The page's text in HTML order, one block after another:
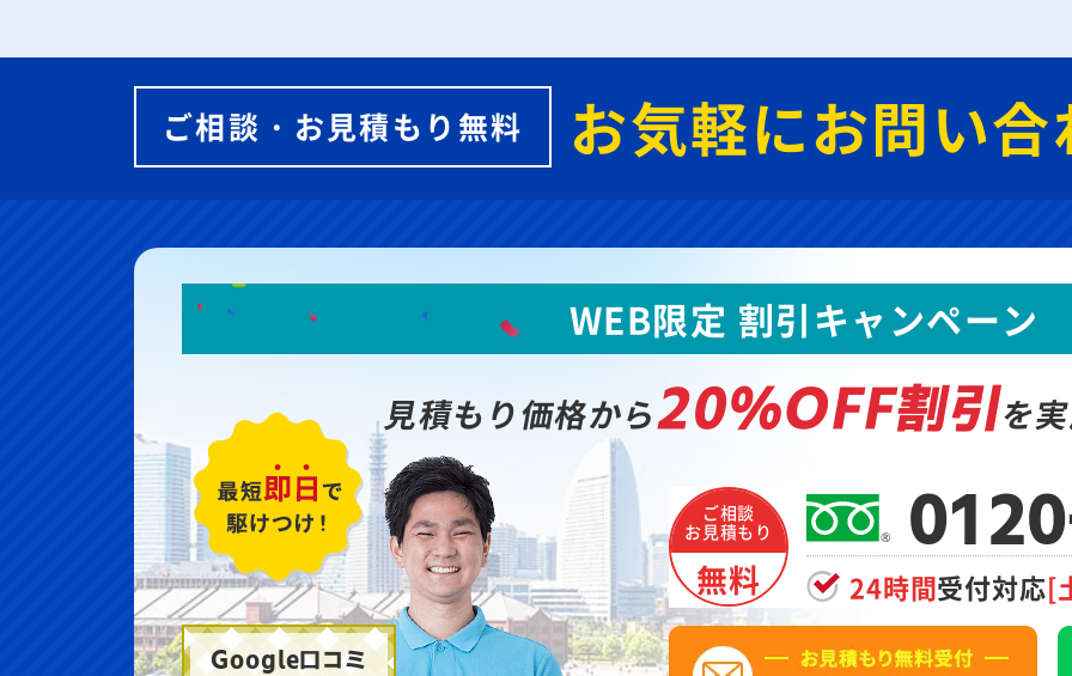
ご相談・お見積もり無料 お気軽にお問い
Google口コミ
WEB限定 割引キャンペーン
見積もり価格から20%OFF割引を
ご相談
お見積もり
無料 24時間受付対応[